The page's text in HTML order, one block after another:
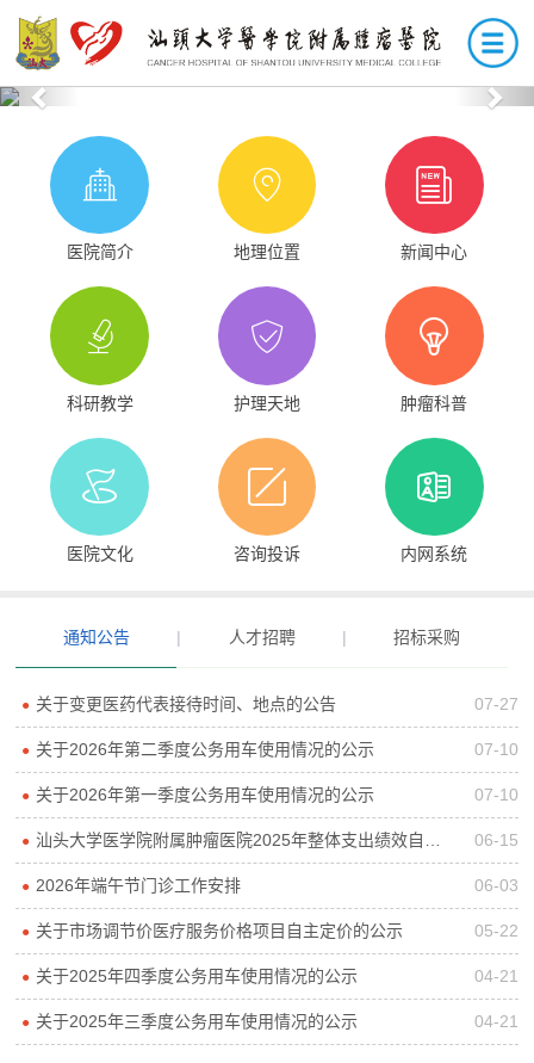
Previous
医院简介 地理位置 新闻中心
科研教学 护理天地 肿瘤科普
医院文化 咨询投诉 内网系统
通知公告 | 人才招聘 | 招标采购
● 关于变更医药代表接待时间、地点的公告 07-27
● 关于2026年第二季度公务用车使用情况的公示 07-10
● 关于2026年第一季度公务用车使用情况的公示 07-10
● 汕头大学医学院附属肿瘤医院2025年整体支出绩效自评报告 06-15
● 2026年端午节门诊工作安排 06-03
● 关于市场调节价医疗服务价格项目自主定价的公示 05-22
● 关于2025年四季度公务用车使用情况的公示 04-21
● 关于2025年三季度公务用车使用情况的公示 04-21